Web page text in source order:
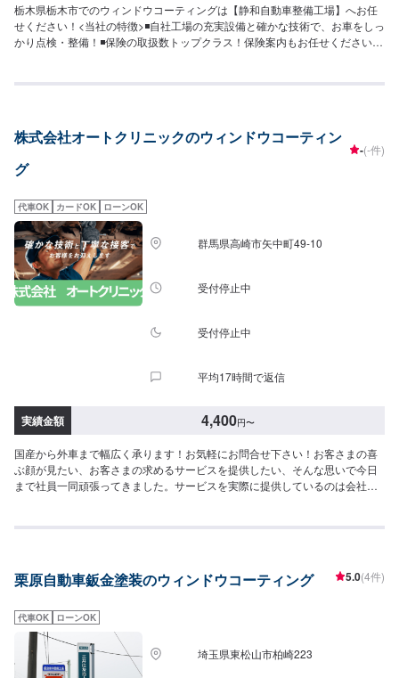
栃木県栃木市でのウィンドウコーティングは【静和自動車整備工場】へお任
せください！<当社の特徴>◾自社工場の充実設備と確かな技術で、お車をしっ
かり点検・整備！◾保険の取扱数トップクラス！保険案内もお任せください！
い…★お時間があまり取れない…などのご相談もお気軽にどうぞ！【1】オフ
で納車となります。納期は前後する場合がございます。予めご了承くださ
い。-----代車について-----代車をご用意しています。お車の作業中は代車をご
利用ください。※代車の燃料代はお客様にご負担いただいております。-----ご
ペースは事務所前の空いているスペースに駐車してください。受付はスタッ
フへ「メンテモで予約しました」とお伝えください。ご案内いたします。
【定休日・営業時間】定休日：日曜日、祝日営業時間：8:30~17:30
株式会社オートクリニックのウィンドウコーティン
グ
-(-件)
代車OK カードOK ローンOK
群馬県高崎市矢中町49-10
受付停止中
受付停止中
平均17時間で返信
実績金額 4,400円〜
国産から外車まで幅広く承ります！お気軽にお問合せ下さい！お客さまの喜
ぶ顔が見たい、お客さまの求めるサービスを提供したい、そんな思いで今日
まで社員一同頑張ってきました。サービスを実際に提供しているのは会社を
感謝の気持ちを忘れずに、お客さま第一を考えた必要とされるサービスを提
---------【1】オファーにてお問い合わせ【2】お見積り【3】お見積りにご納
通常1日～2日程度で納車となります。納期は前後する場合がございます。予
め、ご了承ください。-----代車について-----無料の代車をご用意しています。
お車の作業中は代車をご利用ください。※代車の燃料代はお客様にご負担いた
だいております。-----ご来店時の注意、受付方法-----倉賀野バイパスを高崎方
栗原自動車鈑金塗装のウィンドウコーティング 5.0(4件)
代車OK ローンOK
埼玉県東松山市柏崎223